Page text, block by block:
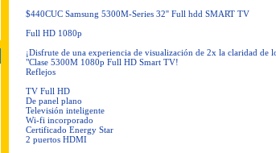
$440CUC Samsung 5300M-Series 32'' Full hdd SMART TV
Full HD 1080p
¡Disfrute de una experiencia de visualización de 2x la claridad de
"Clase 5300M 1080p Full HD Smart TV!
Reflejos
TV Full HD
De panel plano
Televisión inteligente
Wi-fi incorporado
Certificado Energy Star
2 puertos HDMI